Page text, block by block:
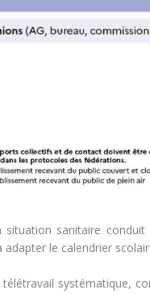
situation sanitaire
le calendrier
systématique,